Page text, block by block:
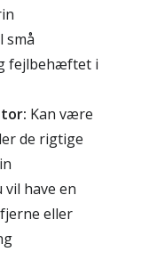
små
fejlbehæftet i
Kan være
de rigtige
vil have en
eller